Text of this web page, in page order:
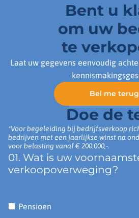
Bent u
om uw
te
Laat uw gegevens eenvoudig
Bel me terug
Doe de
*Voor begeleiding bij bedrijfsverkoop
bedrijven met een jaarlijkse winst na
voor belasting vanaf € 200.000,-.
01. Wat is uw
verkoopoverweging?
Pensioen